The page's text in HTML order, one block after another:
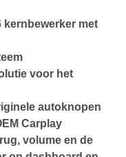
kernbewerker met
voor het
autoknopen
Carplay
volume en de